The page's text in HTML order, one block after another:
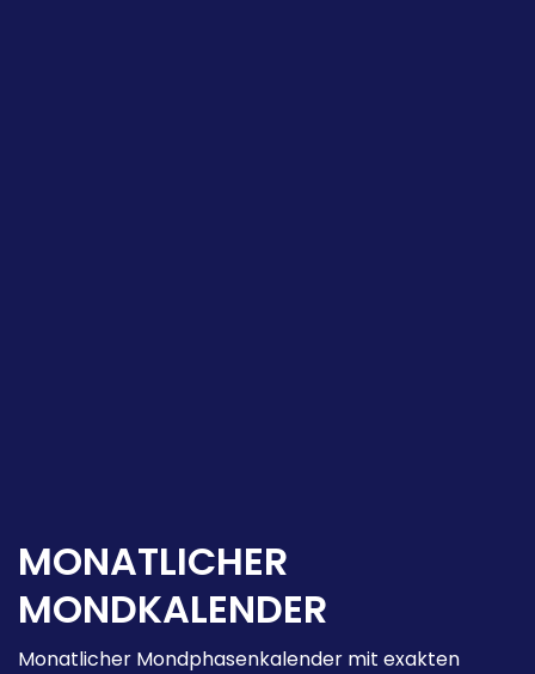
MONATLICHER
MONDKALENDER
Monatlicher Mondphasenkalender mit exakten